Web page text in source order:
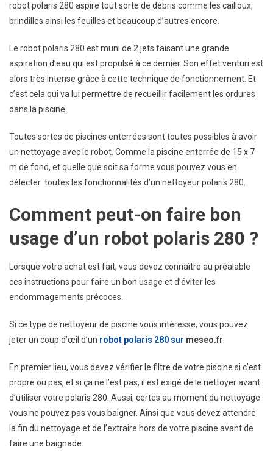
robot polaris 280 aspire tout sorte de débris comme les cailloux,
brindilles ainsi les feuilles et beaucoup d’autres encore.
Le robot polaris 280 est muni de 2 jets faisant une grande
aspiration d’eau qui est propulsé à ce dernier. Son effet venturi est
alors très intense grâce à cette technique de fonctionnement. Et
c’est cela qui va lui permettre de recueillir facilement les ordures
dans la piscine.
Toutes sortes de piscines enterrées sont toutes possibles à avoir
un nettoyage avec le robot. Comme la piscine enterrée de 15 x 7
m de fond, et quelle que soit sa forme vous pouvez vous en
délecter toutes les fonctionnalités d’un nettoyeur polaris 280.
Comment peut-on faire bon
usage d’un robot polaris 280 ?
Lorsque votre achat est fait, vous devez connaître au préalable
ces instructions pour faire un bon usage et d’éviter les
endommagements précoces.
Si ce type de nettoyeur de piscine vous intéresse, vous pouvez
jeter un coup d’œil d’un robot polaris 280 sur meseo.fr
En premier lieu, vous devez vérifier le filtre de votre piscine si c’est
propre ou pas, et si ça ne l’est pas, il est exigé de le nettoyer avant
d’utiliser votre polaris 280. Aussi, certes au moment du nettoyage
vous ne pouvez pas vous baigner. Ainsi que vous devez attendre
la fin du nettoyage et de l’extraire hors de votre piscine avant de
faire une baignade.